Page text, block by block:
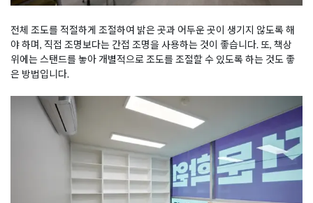
전체 조도를 적절하게 조절하여 밝은 곳과 어두운 곳이 생기지 않도록 해
야 하며, 직접 조명보다는 간접 조명을 사용하는 것이 좋습니다. 또, 책상
위에는 스탠드를 놓아 개별적으로 조도를 조절할 수 있도록 하는 것도 좋
은 방법입니다.